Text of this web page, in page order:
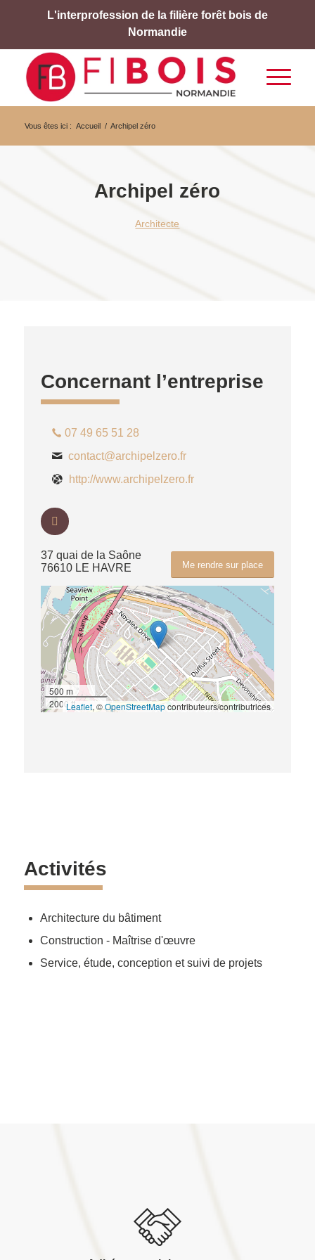
L'interprofession de la filière forêt bois de
Normandie
Vous êtes ici : Accueil / Archipel zéro
Archipel zéro
Architecte
Concernant l’entreprise
07 49 65 51 28
contact@archipelzero.fr
http://www.archipelzero.fr
Me rendre sur place
37 quai de la Saône
76610 LE HAVRE
500 m
2000 ftLeaflet, ©OpenStreetMapcontributeurs/contributrices
Activités
Architecture du bâtiment
Construction - Maîtrise d'œuvre
Service, étude, conception et suivi de projets